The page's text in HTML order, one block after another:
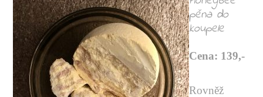
pěna do
koupele
Cena: 139,-
Rovněž